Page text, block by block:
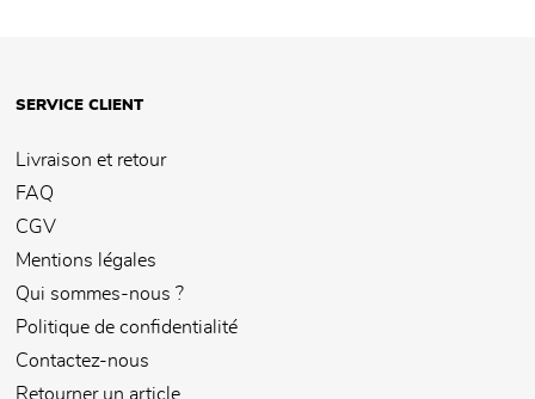
SERVICE CLIENT
Livraison et retour
FAQ
CGV
Mentions légales
Qui sommes-nous ?
Politique de confidentialité
Contactez-nous
Retourner un article